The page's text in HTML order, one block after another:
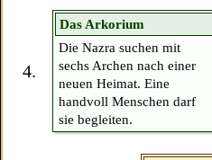
4.
Das Arkorium
Die Nazra suchen mit
sechs Archen nach einer
neuen Heimat. Eine
handvoll Menschen darf
sie begleiten.